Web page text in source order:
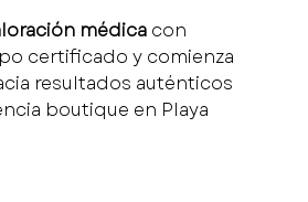
médica con
certificado y comienza
resultados auténticos
boutique en Playa